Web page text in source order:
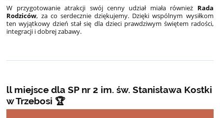
W przygotowanie atrakcji swój cenny udział miała również Rada
Rodziców, za co serdecznie dziękujemy. Dzięki wspólnym wysiłkom
ten wyjątkowy dzień stał się dla dzieci prawdziwym świętem radości,
integracji i dobrej zabawy.
ll miejsce dla SP nr 2 im. św. Stanisława Kostki
w Trzebosi 🏆